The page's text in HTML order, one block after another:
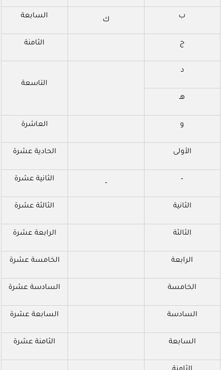
ب ك السابعة
ج الثامنة
د
التاسعة
هـ
و العاشرة
الأولى الحادية عشرة
–
– الثانية عشرة
الثانية الثالثة عشرة
الثالثة الرابعة عشرة
الرابعة الخامسة عشرة
الخامسة السادسة عشرة
السادسة السابعة عشرة
السابعة الثامنة عشرة